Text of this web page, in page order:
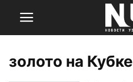
золото на Кубке